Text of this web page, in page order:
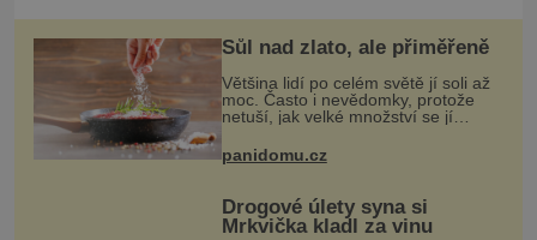
Sůl nad zlato, ale přiměřeně
Většina lidí po celém světě jí soli až
moc. Často i nevědomky, protože
netuší, jak velké množství se jí
potravinách, dokonce i těch
sladkých. Sůl je zdravá
panidomu.cz
Drogové úlety syna si
Mrkvička kladl za vinu